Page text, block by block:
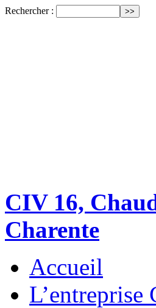
Rechercher :
CIV 16,
Charente
Accueil
L’entreprise